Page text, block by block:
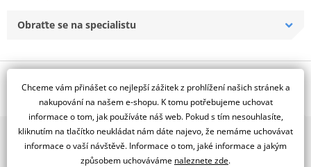
Obraťte se na specialistu
Jsme autorizovaný
dealer značky RDMOTO
BMW R850R (02-)
Padací rámy RDMOTO nabízí maximální ochranu Vašeho
2x multibrand showroom
9 značek motocyklů, servis, oblečení, doplňky i náhradní
Chceme vám přinášet co nejlepší zážitek z prohlížení našich stránek a
nakupování na našem e-shopu. K tomu potřebujeme uchovat
informace o tom, jak používáte náš web. Pokud s tím nesouhlasíte,
kliknutím na tlačítko neukládat nám dáte najevo, že nemáme uchovávat
informace o vaší návštěvě. Informace o tom, jaké informace a jakým
způsobem uchováváme naleznete zde.